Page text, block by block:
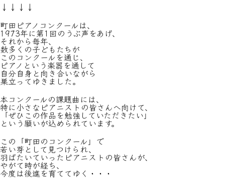
↓↓↓↓
町田ピアノコンクールは、
1973年に第1回のうぶ声をあげ、
それから毎年、
数多くの子どもたちが
このコンクールを通じ、
ピアノという楽器を通して
自分自身と向き合いながら
巣立ってゆきました。
本コンクールの課題曲には、
特に小さなピアニストの皆さんへ向けて、
「ぜひこの作品を勉強していただきたい」
という願いが込められています。
この「町田のコンクール」で
若い芽として見つけられ、
羽ばたいていったピアニストの皆さんが、
やがて時が経ち、
今度は後進を育ててゆく・・・